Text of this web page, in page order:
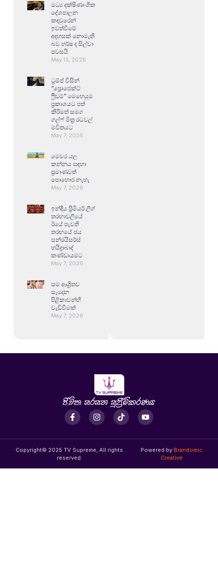
මධ්‍ය දක්ෂිණාංශික
දේශපාලන
කඳවුරෙන්
ඉවත්වීමේ
අදහසක් නොමැති
බව හර්ෂ ද සිල්වා
පවසයි
May 13, 2026
ට්‍රම්ප් විසින්
“ප්‍රොජෙක්ට්
ෆ්‍රීඩම්” මෙහෙයුම
ප්‍රකාශයට පත්
කිරීමත් සමග
ගල්ෆ් මිත්‍ර රටවල්
මවිතයට
May 7, 2026
මෙවර යල
කන්නය සඳහා
ප්‍රමාණවත්
පොහොර නැහැ
May 7, 2026
ඉන්දීය ප්‍රිමියර් ලීග්
තරඟාවලියේ
ඊයේ පැවති
තරඟයේ ජය
සන්රයිසර්ස්
හයිද්‍රාබාද්
කණ්ඩායමට
May 7, 2026
සම ආශ්‍රිතව
සෑදෙන
පිළිකාවන්හි
වැඩිවීමක්
May 7, 2026
Copyright© 2025 TV Supreme, All rights
reserved.
Powered by Brandomic
Creative